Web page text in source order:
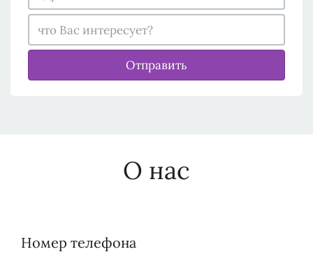
Отправить
О нас
Номер телефона